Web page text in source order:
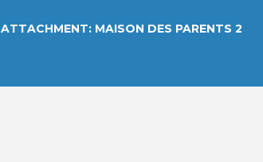
ATTACHMENT: MAISON DES PARENTS 2